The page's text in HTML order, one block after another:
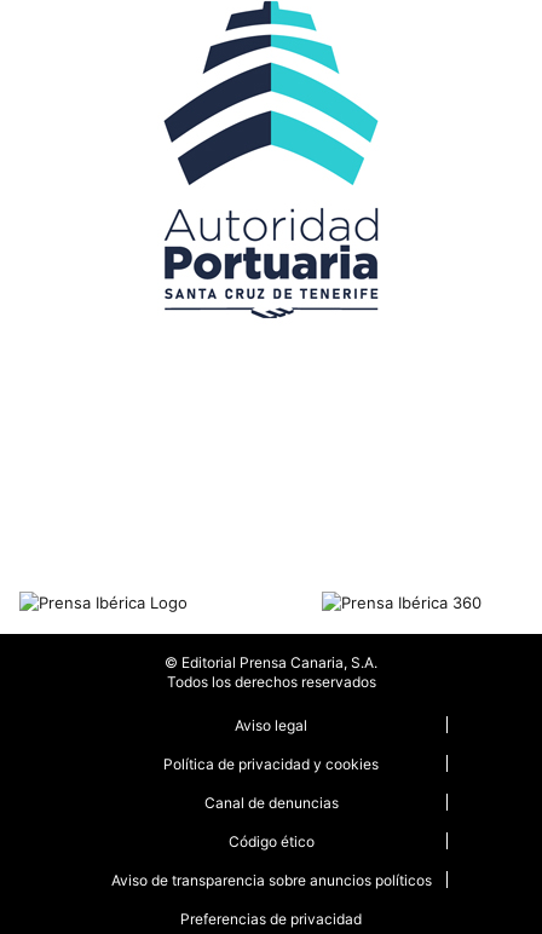
© Editorial Prensa Canaria, S.A.
Todos los derechos reservados
Aviso legal
Política de privacidad y cookies
Canal de denuncias
Código ético
Aviso de transparencia sobre anuncios políticos
Preferencias de privacidad